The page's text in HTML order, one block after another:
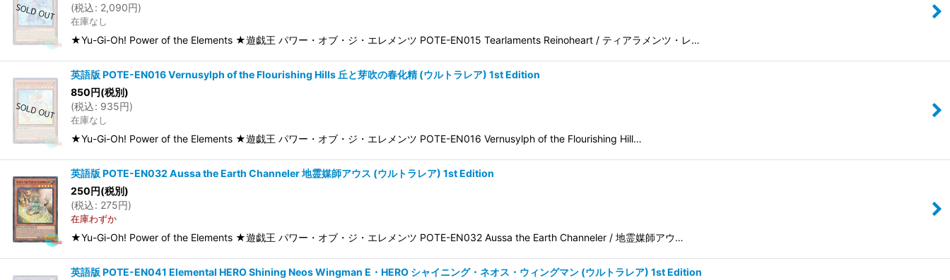
(税込: 2,090円)
在庫なし
★Yu-Gi-Oh! Power of the Elements ★遊戯王 パワー・オブ・ジ・エレメンツ POTE-EN015 Tearlaments Reinoheart / ティアラメンツ・レ…
英語版 POTE-EN016 Vernusylph of the Flourishing Hills 丘と芽吹の春化精 (ウルトラレア) 1st Edition
850円(税別)
(税込: 935円)
在庫なし
★Yu-Gi-Oh! Power of the Elements ★遊戯王 パワー・オブ・ジ・エレメンツ POTE-EN016 Vernusylph of the Flourishing Hill…
英語版 POTE-EN032 Aussa the Earth Channeler 地霊媒師アウス (ウルトラレア) 1st Edition
250円(税別)
(税込: 275円)
在庫わずか
★Yu-Gi-Oh! Power of the Elements ★遊戯王 パワー・オブ・ジ・エレメンツ POTE-EN032 Aussa the Earth Channeler / 地霊媒師アウ…
英語版 POTE-EN041 Elemental HERO Shining Neos Wingman E・HERO シャイニング・ネオス・ウィングマン (ウルトラレア) 1st Edition